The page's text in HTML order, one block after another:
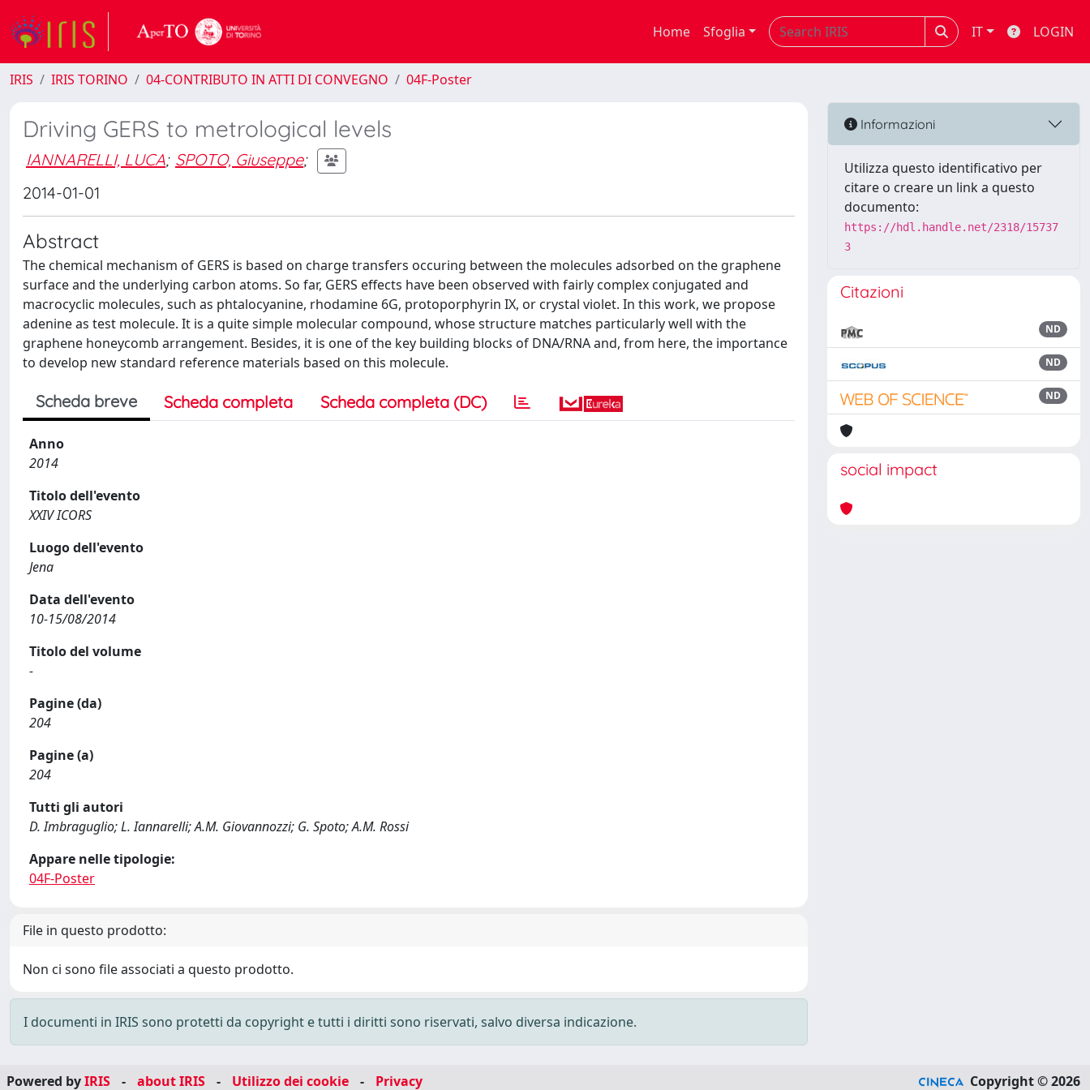
Home Sfoglia IT LOGIN
IRIS IRIS TORINO 04-CONTRIBUTO IN ATTI DI CONVEGNO 04F-Poster
Driving GERS to metrological levels
IANNARELLI, LUCA; SPOTO, Giuseppe;
2014-01-01
Abstract
The chemical mechanism of GERS is based on charge transfers occuring between the molecules adsorbed on the graphene
surface and the underlying carbon atoms. So far, GERS effects have been observed with fairly complex conjugated and
macrocyclic molecules, such as phtalocyanine, rhodamine 6G, protoporphyrin IX, or crystal violet. In this work, we propose
adenine as test molecule. It is a quite simple molecular compound, whose structure matches particularly well with the
graphene honeycomb arrangement. Besides, it is one of the key building blocks of DNA/RNA and, from here, the importance
to develop new standard reference materials based on this molecule.
Scheda breve Scheda completa Scheda completa (DC)
Anno
2014
Titolo dell'evento
XXIV ICORS
Luogo dell'evento
Jena
Data dell'evento
10-15/08/2014
Titolo del volume
-
Pagine (da)
204
Pagine (a)
204
Tutti gli autori
D. Imbraguglio; L. Iannarelli; A.M. Giovannozzi; G. Spoto; A.M. Rossi
Appare nelle tipologie:
04F-Poster
File in questo prodotto:
Non ci sono file associati a questo prodotto.
I documenti in IRIS sono protetti da copyright e tutti i diritti sono riservati, salvo diversa indicazione.
Informazioni
Utilizza questo identificativo per
citare o creare un link a questo
documento:
https://hdl.handle.net/2318/15737
3
Citazioni
ND
ND
ND
social impact
Powered byIRIS - about IRIS - Utilizzo dei cookie - Privacy Copyright © 2026